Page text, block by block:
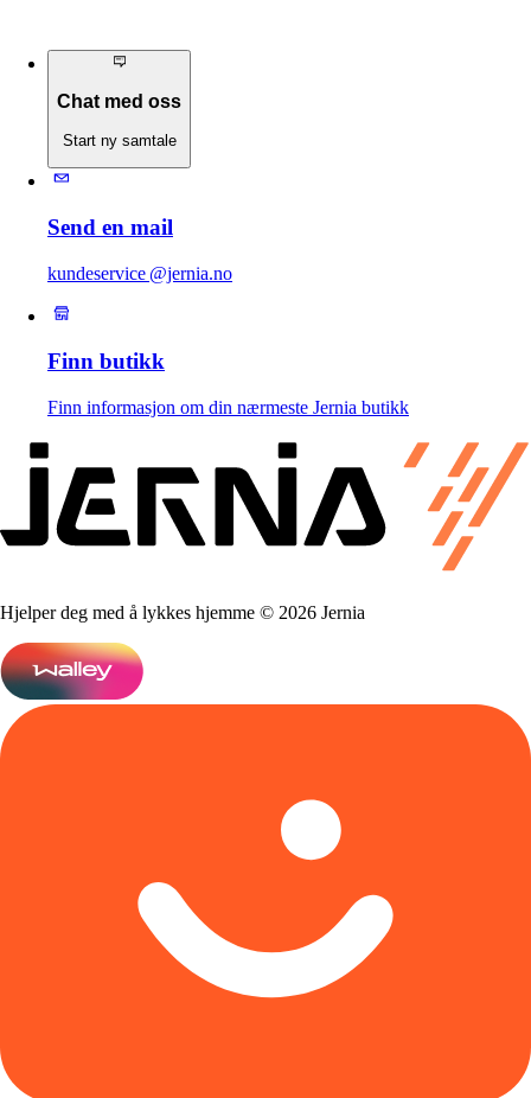
Chat med oss
Start ny samtale
Send en mail
kundeservice @jernia.no
Finn butikk
Finn informasjon om din nærmeste Jernia butikk
Hjelper deg med å lykkes hjemme © 2026 Jernia